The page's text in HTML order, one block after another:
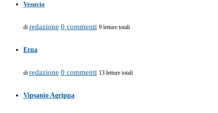
Vesuvio
di redazione 0 commenti 9 letture totali
Etna
di redazione 0 commenti 13 letture totali
Vipsanio Agrippa